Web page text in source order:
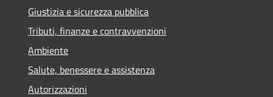
Giustizia e sicurezza pubblica
Tributi, finanze e contravvenzioni
Ambiente
Salute, benessere e assistenza
Autorizzazioni